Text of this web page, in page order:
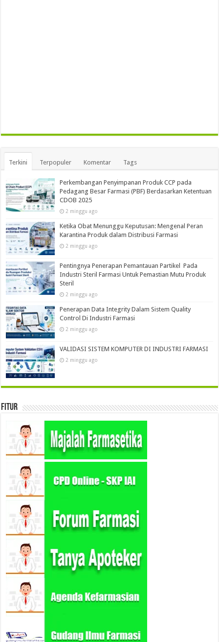
Terkini Terpopuler Komentar Tags
Perkembangan Penyimpanan Produk CCP pada
Pedagang Besar Farmasi (PBF) Berdasarkan Ketentuan
CDOB 2025
2 minggu ago
Ketika Obat Menunggu Keputusan: Mengenal Peran
Karantina Produk dalam Distribusi Farmasi
2 minggu ago
Pentingnya Penerapan Pemantauan Partikel Pada
Industri Steril Farmasi Untuk Pemastian Mutu Produk
Steril
2 minggu ago
Penerapan Data Integrity Dalam Sistem Quality
Control Di Industri Farmasi
2 minggu ago
VALIDASI SISTEM KOMPUTER DI INDUSTRI FARMASI
2 minggu ago
Fitur